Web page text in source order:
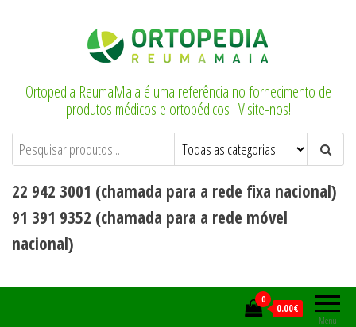
Ortopedia ReumaMaia é uma referência no fornecimento de
produtos médicos e ortopédicos . Visite-nos!
22 942 3001 (chamada para a rede fixa nacional)
91 391 9352 (chamada para a rede móvel
nacional)
Menu
0
0.00€